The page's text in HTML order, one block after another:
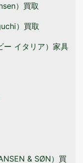
）買取
）買取
ー イタリア‎）家具
& SØN）買